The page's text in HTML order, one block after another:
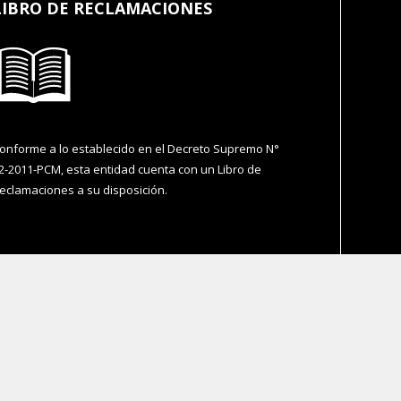
DE RECLAMACIONES
a lo establecido en el Decreto Supremo N°
2011-PCM, esta entidad cuenta con un Libro de
a su disposición.